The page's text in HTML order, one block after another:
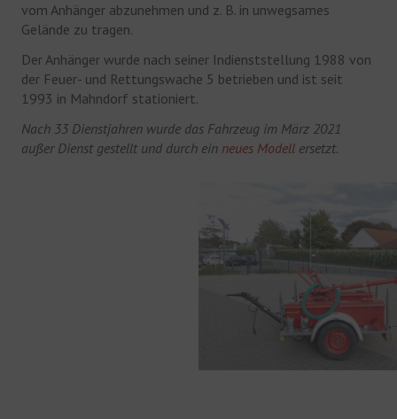
NOTRUF 112
vom Anhänger abzunehmen und z. B. in unwegsames
Gelände zu tragen.
Der Anhänger wurde nach seiner Indienststellung 1988 von
der Feuer- und Rettungswache 5 betrieben und ist seit
1993 in Mahndorf stationiert.
Nach 33 Dienstjahren wurde das Fahrzeug im März 2021
außer Dienst gestellt und durch ein neues Modell ersetzt.